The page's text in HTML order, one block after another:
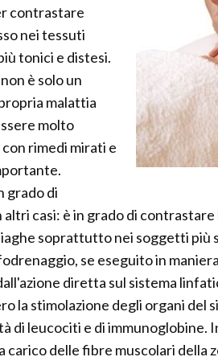
contrastare
nei tessuti
tonici e distesi.
è solo un
malattia
molto
rimedi mirati e
grado di
casi: è in grado di
soprattutto nei soggetti più
se eseguito in
diretta sul sistema
la stimolazione degli organi del
di leucociti e di immunoglobine.
carico delle fibre muscolari della